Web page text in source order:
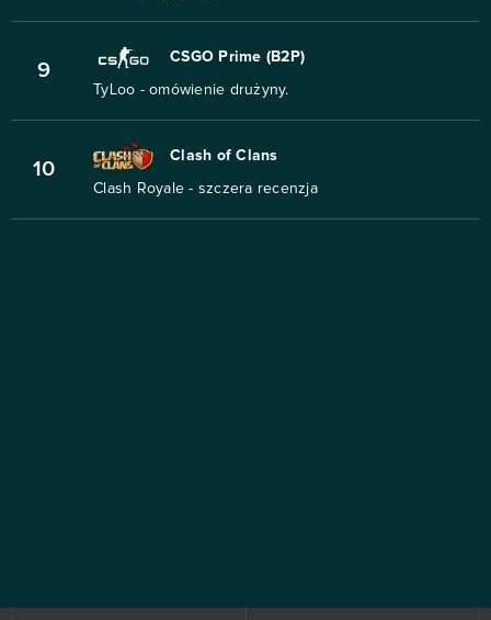
9
CSGO Prime (B2P)
TyLoo - omówienie drużyny.
10
Clash of Clans
Clash Royale - szczera recenzja